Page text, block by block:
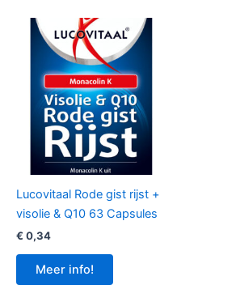
Lucovitaal Rode gist rijst +
visolie & Q10 63 Capsules
€ 0,34
Meer info!